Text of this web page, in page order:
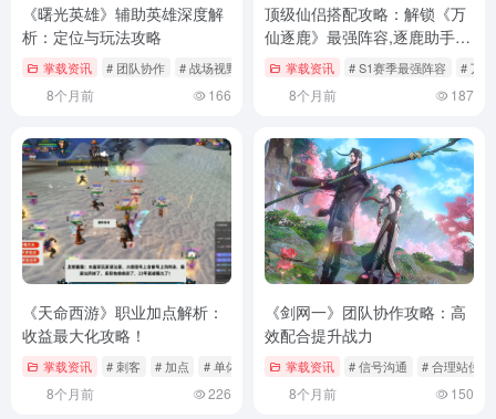
《曙光英雄》辅助英雄深度解
析：定位与玩法攻略
掌载资讯 # 团队协作 # 战场视野 # 扮演
8个月前 166
顶级仙侣搭配攻略：解锁《万
仙逐鹿》最强阵容,逐鹿助手电
脑版下载
掌载资讯 # S1赛季最强阵容 # 万
8个月前 187
《天命西游》职业加点解析：
收益最大化攻略！
掌载资讯 # 刺客 # 加点 # 单体伤害
8个月前 226
《剑网一》团队协作攻略：高
效配合提升战力
掌载资讯 # 信号沟通 # 合理站位
8个月前 150